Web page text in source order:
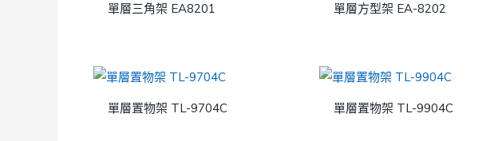
單層三角架 EA8201 單層方型架 EA-8202
單層置物架 TL-9704C 單層置物架 TL-9904C